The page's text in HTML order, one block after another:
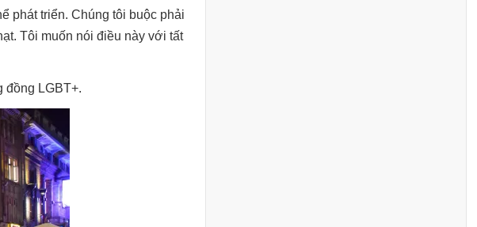
phát triển. Chúng tôi buộc phải
Tôi muốn nói điều này với tất
đồng LGBT+.